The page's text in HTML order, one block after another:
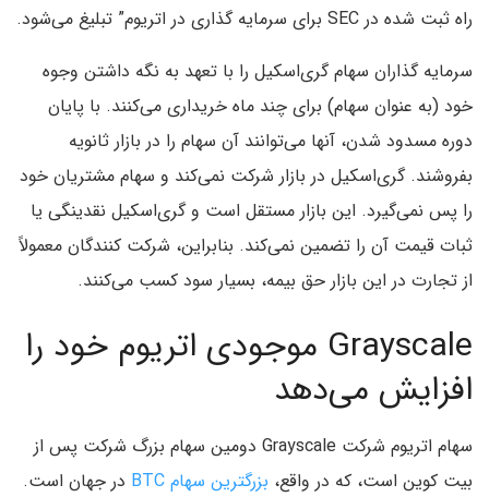
راه ثبت شده در SEC برای سرمایه گذاری در اتریوم” تبلیغ می‌شود.
سرمایه گذاران سهام گری‌اسکیل را با تعهد به نگه داشتن وجوه
خود (به عنوان سهام) برای چند ماه خریداری می‌کنند. با پایان
دوره مسدود شدن، آنها می‌توانند آن سهام را در بازار ثانویه
بفروشند. گری‌اسکیل در بازار شرکت نمی‌کند و سهام مشتریان خود
را پس نمی‌گیرد. این بازار مستقل است و گری‌اسکیل نقدینگی یا
ثبات قیمت آن را تضمین نمی‌کند. بنابراین، شرکت کنندگان معمولاً
از تجارت در این بازار حق بیمه، بسیار سود کسب می‌کنند.
Grayscale موجودی اتریوم خود را
افزایش می‌دهد
سهام اتریوم شرکت Grayscale دومین سهام بزرگ شرکت پس از
بیت کوین است، که در واقع، بزرگترین سهام BTC
در جهان است.